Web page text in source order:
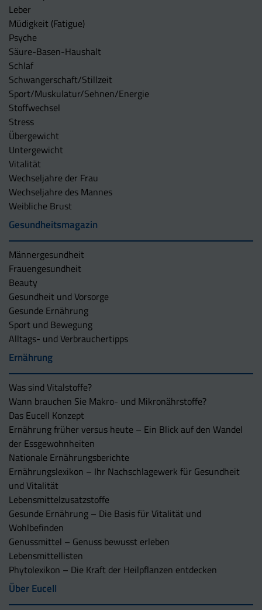
Leber
Müdigkeit (Fatigue)
Psyche
Säure-Basen-Haushalt
Schlaf
Schwangerschaft/Stillzeit
Sport/Muskulatur/Sehnen/Energie
Stoffwechsel
Stress
Übergewicht
Untergewicht
Vitalität
Wechseljahre der Frau
Wechseljahre des Mannes
Weibliche Brust
Gesundheitsmagazin
Männergesundheit
Frauengesundheit
Beauty
Gesundheit und Vorsorge
Gesunde Ernährung
Sport und Bewegung
Alltags- und Verbrauchertipps
Ernährung
Was sind Vitalstoffe?
Wann brauchen Sie Makro- und Mikronährstoffe?
Das Eucell Konzept
Ernährung früher versus heute – Ein Blick auf den Wandel
der Essgewohnheiten
Nationale Ernährungsberichte
Ernährungslexikon – Ihr Nachschlagewerk für Gesundheit
und Vitalität
Lebensmittelzusatzstoffe
Gesunde Ernährung – Die Basis für Vitalität und
Wohlbefinden
Genussmittel – Genuss bewusst erleben
Lebensmittellisten
Phytolexikon – Die Kraft der Heilpflanzen entdecken
Über Eucell